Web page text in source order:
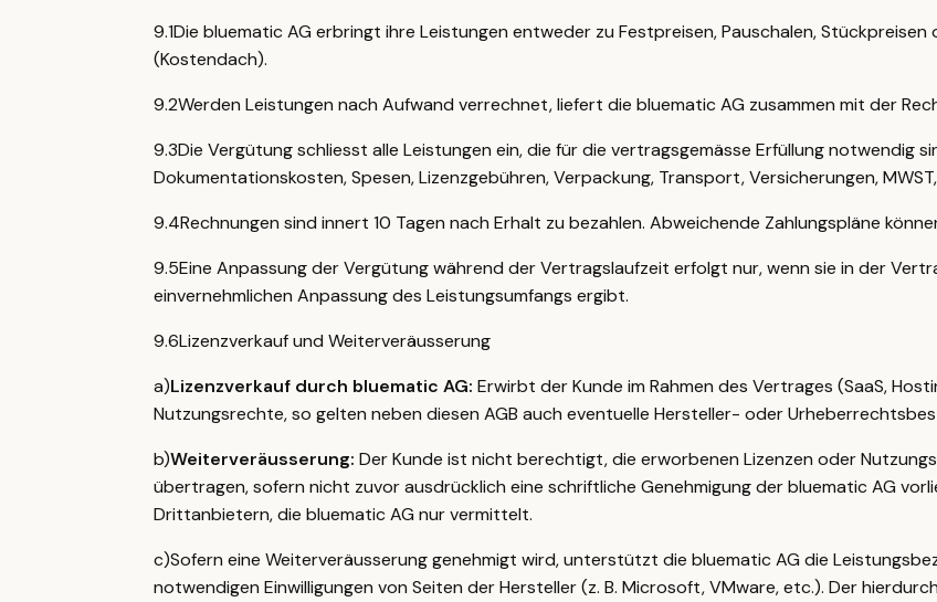
9.1Die bluematic AG erbringt ihre Leistungen entweder zu Festpreisen, Pauschalen,
(Kostendach).
9.2Werden Leistungen nach Aufwand verrechnet, liefert die bluematic AG zusammen mit der
9.3Die Vergütung schliesst alle Leistungen ein, die für die vertragsgemässe Erfüllung notwendig
Dokumentationskosten, Spesen, Lizenzgebühren, Verpackung, Transport, Versicherungen,
9.4Rechnungen sind innert 10 Tagen nach Erhalt zu bezahlen. Abweichende Zahlungspläne
9.5Eine Anpassung der Vergütung während der Vertragslaufzeit erfolgt nur, wenn sie in der
einvernehmlichen Anpassung des Leistungsumfangs ergibt.
9.6Lizenzverkauf und Weiterveräusserung
a)Lizenzverkauf durch bluematic AG: Erwirbt der Kunde im Rahmen des Vertrages (SaaS,
Nutzungsrechte, so gelten neben diesen AGB auch eventuelle Hersteller- oder
b)Weiterveräusserung: Der Kunde ist nicht berechtigt, die erworbenen Lizenzen oder
übertragen, sofern nicht zuvor ausdrücklich eine schriftliche Genehmigung der bluematic AG
Drittanbietern, die bluematic AG nur vermittelt.
c)Sofern eine Weiterveräusserung genehmigt wird, unterstützt die bluematic AG die
notwendigen Einwilligungen von Seiten der Hersteller (z. B. Microsoft, VMware, etc.). Der